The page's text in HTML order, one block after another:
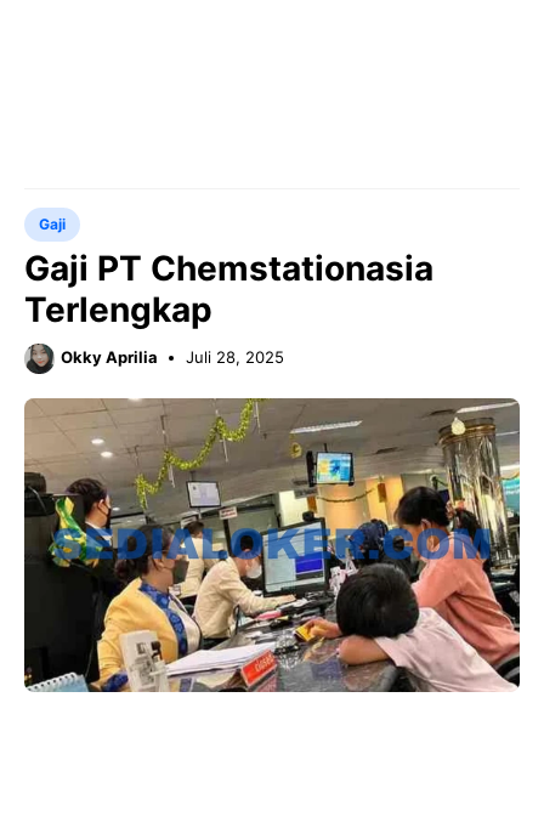
Gaji
Gaji PT Chemstationasia
Terlengkap
Okky Aprilia Juli 28, 2025